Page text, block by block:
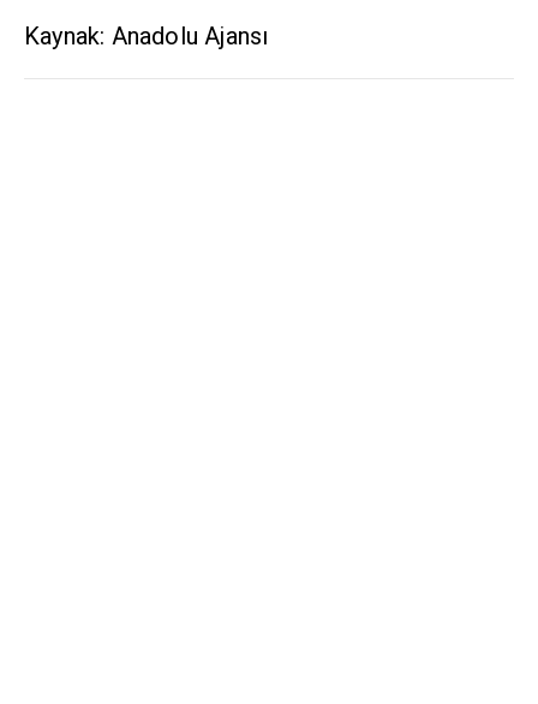
Kaynak: Anadolu Ajansı